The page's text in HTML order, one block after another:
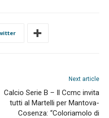
Next article
Calcio Serie B – Il Ccmc invita
tutti al Martelli per Mantova-
Cosenza: “Coloriamolo di